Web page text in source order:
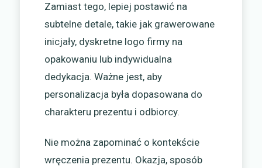
Zamiast tego, lepiej postawić na
subtelne detale, takie jak grawerowane
inicjały, dyskretne logo firmy na
opakowaniu lub indywidualna
dedykacja. Ważne jest, aby
personalizacja była dopasowana do
charakteru prezentu i odbiorcy.
Nie można zapominać o kontekście
wręczenia prezentu. Okazja, sposób